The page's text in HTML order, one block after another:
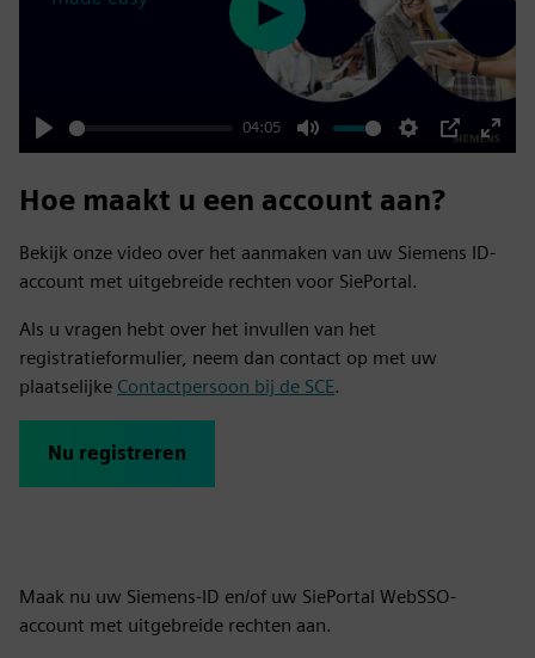
Play
04:05
Mute Settings
PIP
Enter
Play
Hoe maakt u een account aan?
Bekijk onze video over het aanmaken van uw Siemens ID-
account met uitgebreide rechten voor SiePortal.
Als u vragen hebt over het invullen van het
registratieformulier, neem dan contact op met uw
plaatselijke Contactpersoon bij de SCE.
Nu registreren
Maak nu uw Siemens-ID en/of uw SiePortal WebSSO-
account met uitgebreide rechten aan.